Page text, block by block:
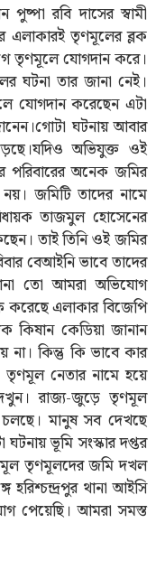
পুষ্পা রবি দাসের স্বামী
এলাকারই তৃণমূলের ব্লক
তৃণমূলে যোগদান করে।
তার জানা নেই।
যোগদান করেছেন এটা
ঘটনায় আবার
অভিযুক্ত ওই
পরিবারের অনেক জমির
নয়। জমিটি তাদের নামে
তাজমুল হোসেনের
তাই তিনি ওই জমির
বেআইনি ভাবে তাদের
তো আমরা অভিযোগ
করেছে এলাকার বিজেপি
কিষান কেডিয়া জানান
না। কিন্তু কি ভাবে কার
তৃণমূল নেতার নামে হয়ে
রাজ্য-জুড়ে তৃণমূল
চলছে। মানুষ সব দেখছে
ভূমি সংস্কার দপ্তর
তৃণমূলদের জমি দখল
থানা আইসি
পেয়েছি। আমরা সমস্ত